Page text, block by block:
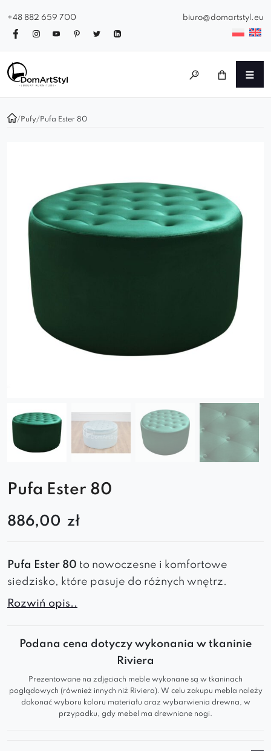
+48 882 659 700 biuro@domartstyl.eu
/ Pufy/ Pufa Ester 80
Pufa Ester 80
886,00 zł
Pufa Ester 80 to nowoczesne i komfortowe
siedzisko, które pasuje do różnych wnętrz.
Elegancki design, stabilna konstrukcja i
eleganckich przestrzeni komercyjnych .
Wspaniale sprawdza się zarówno
w domu
jako elegancki dodatekczydodatkowe
miejsce do siedzeniaoraz w klubach,
butikach, poczekalniach i wielu innych
Rozwiń opis..
Podana cena dotyczy wykonania w tkaninie
Riviera
Prezentowane na zdjęciach meble wykonane są w tkaninach
poglądowych (również innych niż Riviera). W celu zakupu mebla należy
dokonać wyboru koloru materiału oraz wybarwienia drewna, w
przypadku, gdy mebel ma drewniane nogi.